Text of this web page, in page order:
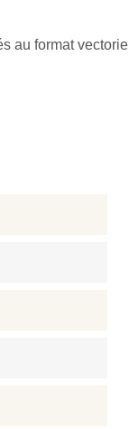
au format vectoriel